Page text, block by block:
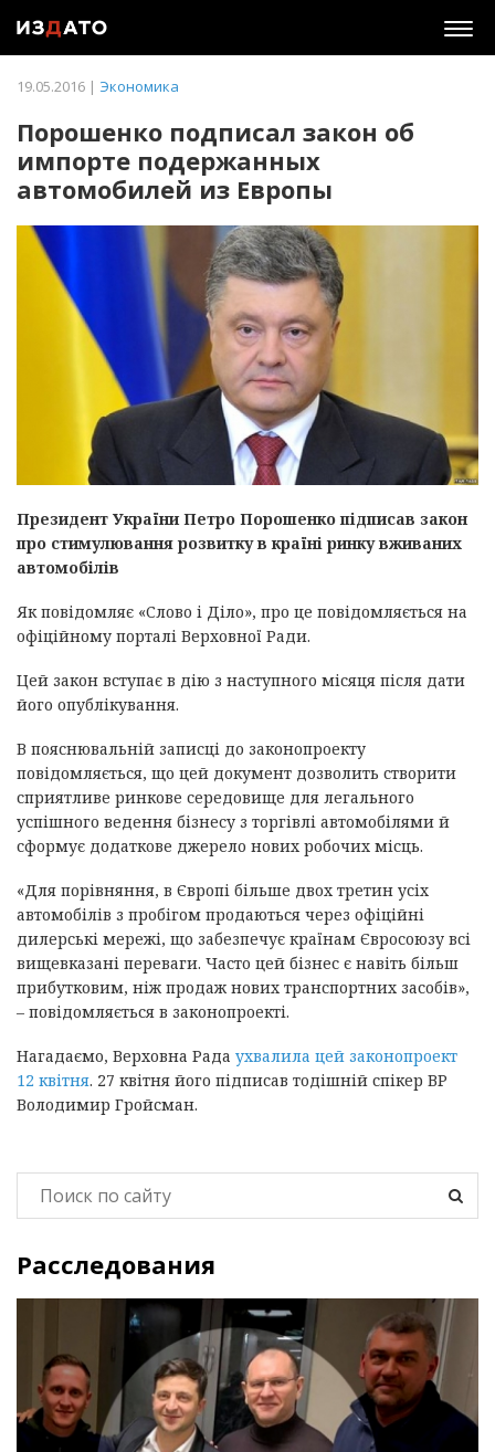
19.05.2016 | Экономика
Порошенко подписал закон об
импорте подержанных
автомобилей из Европы
Президент України Петро Порошенко підписав закон
про стимулювання розвитку в країні ринку вживаних
автомобілів
Як повідомляє «Слово і Діло», про це повідомляється на
офіційному порталі Верховної Ради.
Цей закон вступає в дію з наступного місяця після дати
його опублікування.
В пояснювальній записці до законопроекту
повідомляється, що цей документ дозволить створити
сприятливе ринкове середовище для легального
успішного ведення бізнесу з торгівлі автомобілями й
сформує додаткове джерело нових робочих місць.
«Для порівняння, в Європі більше двох третин усіх
автомобілів з пробігом продаються через офіційні
дилерські мережі, що забезпечує країнам Євросоюзу всі
вищевказані переваги. Часто цей бізнес є навіть більш
прибутковим, ніж продаж нових транспортних засобів»,
– повідомляється в законопроекті.
Нагадаємо, Верховна Рада ухвалила цей законопроект
12 квітня. 27 квітня його підписав тодішній спікер ВР
Володимир Гройсман.
Расследования